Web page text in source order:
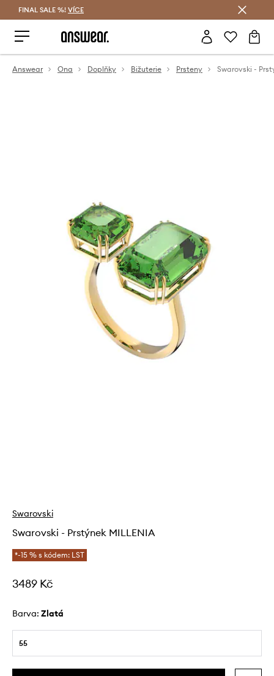
FINAL SALE %! VÍCE
Answear Ona Doplňky Bižuterie Prsteny Swarovski -
Swarovski
Swarovski - Prstýnek MILLENIA
*-15 % s kódem: LST
3489 Kč
Barva: zlatá
55